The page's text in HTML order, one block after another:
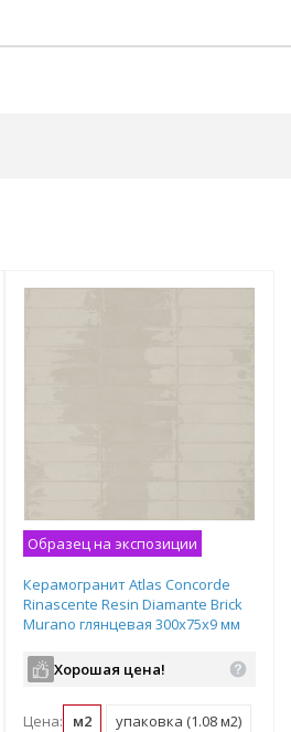
Образец на экспозиции
Керамогранит Atlas Concorde
Rinascente Resin Diamante Brick
Murano глянцевая 300х75х9 мм
Хорошая цена!
Цена: м2 упаковка (1.08 м2)